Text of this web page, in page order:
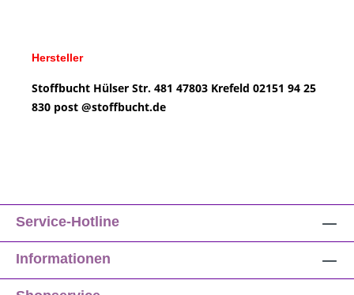
Hersteller
Stoffbucht Hülser Str. 481 47803 Krefeld 02151 94 25
830 post @stoffbucht.de
Service-Hotline
Informationen